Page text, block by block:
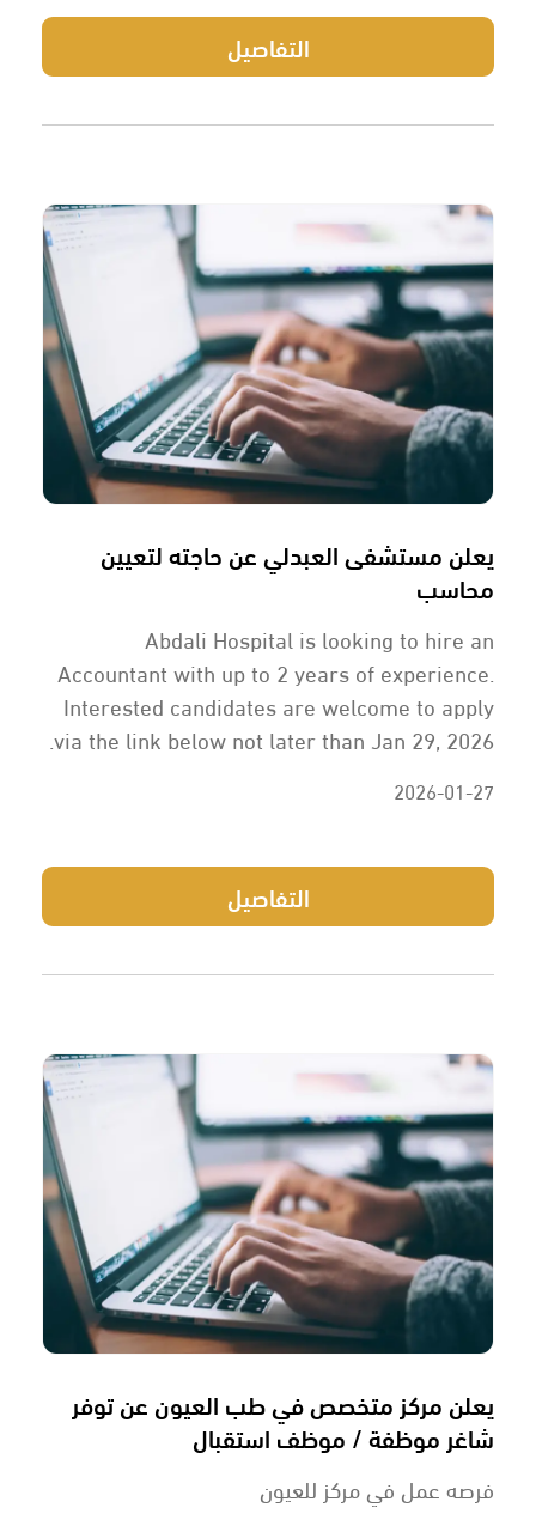
التفاصيل
يعلن مستشفى العبدلي عن حاجته لتعيين
محاسب
Abdali Hospital is looking to hire an
Accountant with up to 2 years of experience.
Interested candidates are welcome to apply
via the link below not later than Jan 29, 2026.
2026-01-27
التفاصيل
يعلن مركز متخصص في طب العيون عن توفر
شاغر موظفة / موظف استقبال
فرصه عمل في مركز للعيون